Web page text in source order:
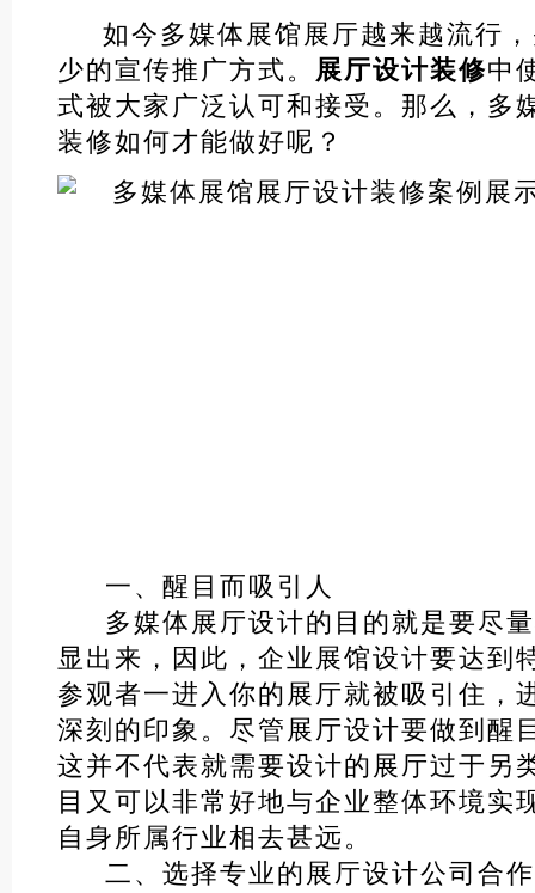
如今多媒体展馆展厅越来越流行
少的宣传推广方式。 展厅设计装修中
式被大家广泛认可和接受。那么，多
装修如何才能做好呢？
一、醒目而吸引人
多媒体展厅设计的目的就是要尽量
显出来，因此，企业展馆设计要达到
参观者一进入你的展厅就被吸引住，
深刻的印象。尽管展厅设计要做到醒
这并不代表就需要设计的展厅过于另
目又可以非常好地与企业整体环境实
自身所属行业相去甚远。
二、选择专业的展厅设计公司合作